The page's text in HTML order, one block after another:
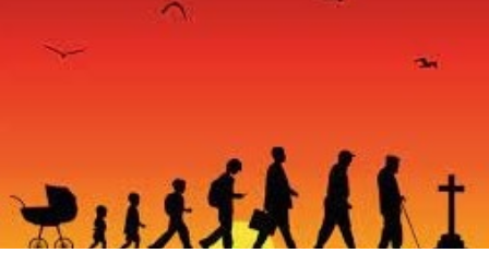
ಹುಟ್ಟು